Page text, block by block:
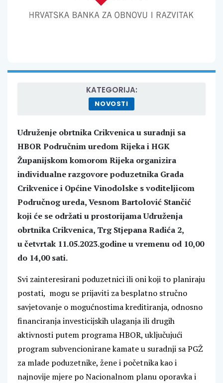
KATEGORIJA:
NOVOSTI
Udruženje obrtnika Crikvenica u suradnji sa
HBOR Područnim uredom Rijeka i HGK
Županijskom komorom Rijeka organizira
individualne razgovore poduzetnika Grada
Crikvenice i Općine Vinodolske s voditeljicom
Područnog ureda, Vesnom Bartolović Stančić
koji će se održati u prostorijama Udruženja
obrtnika Crikvenica, Trg Stjepana Radića 2,
u četvrtak 11.05.2023.godine u vremenu od 10,00
do 14,00 sati.
Svi zainteresirani poduzetnici ili oni koji to planiraju
postati, mogu se prijaviti za besplatno stručno
savjetovanje o mogućnostima kreditiranja, odnosno
financiranja investicijskih ulaganja ili drugih
aktivnosti putem programa HBOR, uključujući
program subvencionirane kamate u suradnji sa PGŽ
za mlade poduzetnike, žene i početnika kao i
najnovije mjere po Nacionalnom planu oporavka i